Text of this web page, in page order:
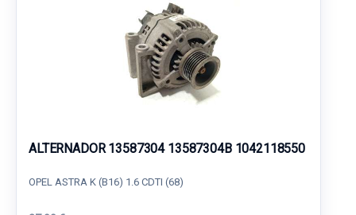
ALTERNADOR 13587304 13587304B 1042118550
OPEL ASTRA K (B16) 1.6 CDTI (68)